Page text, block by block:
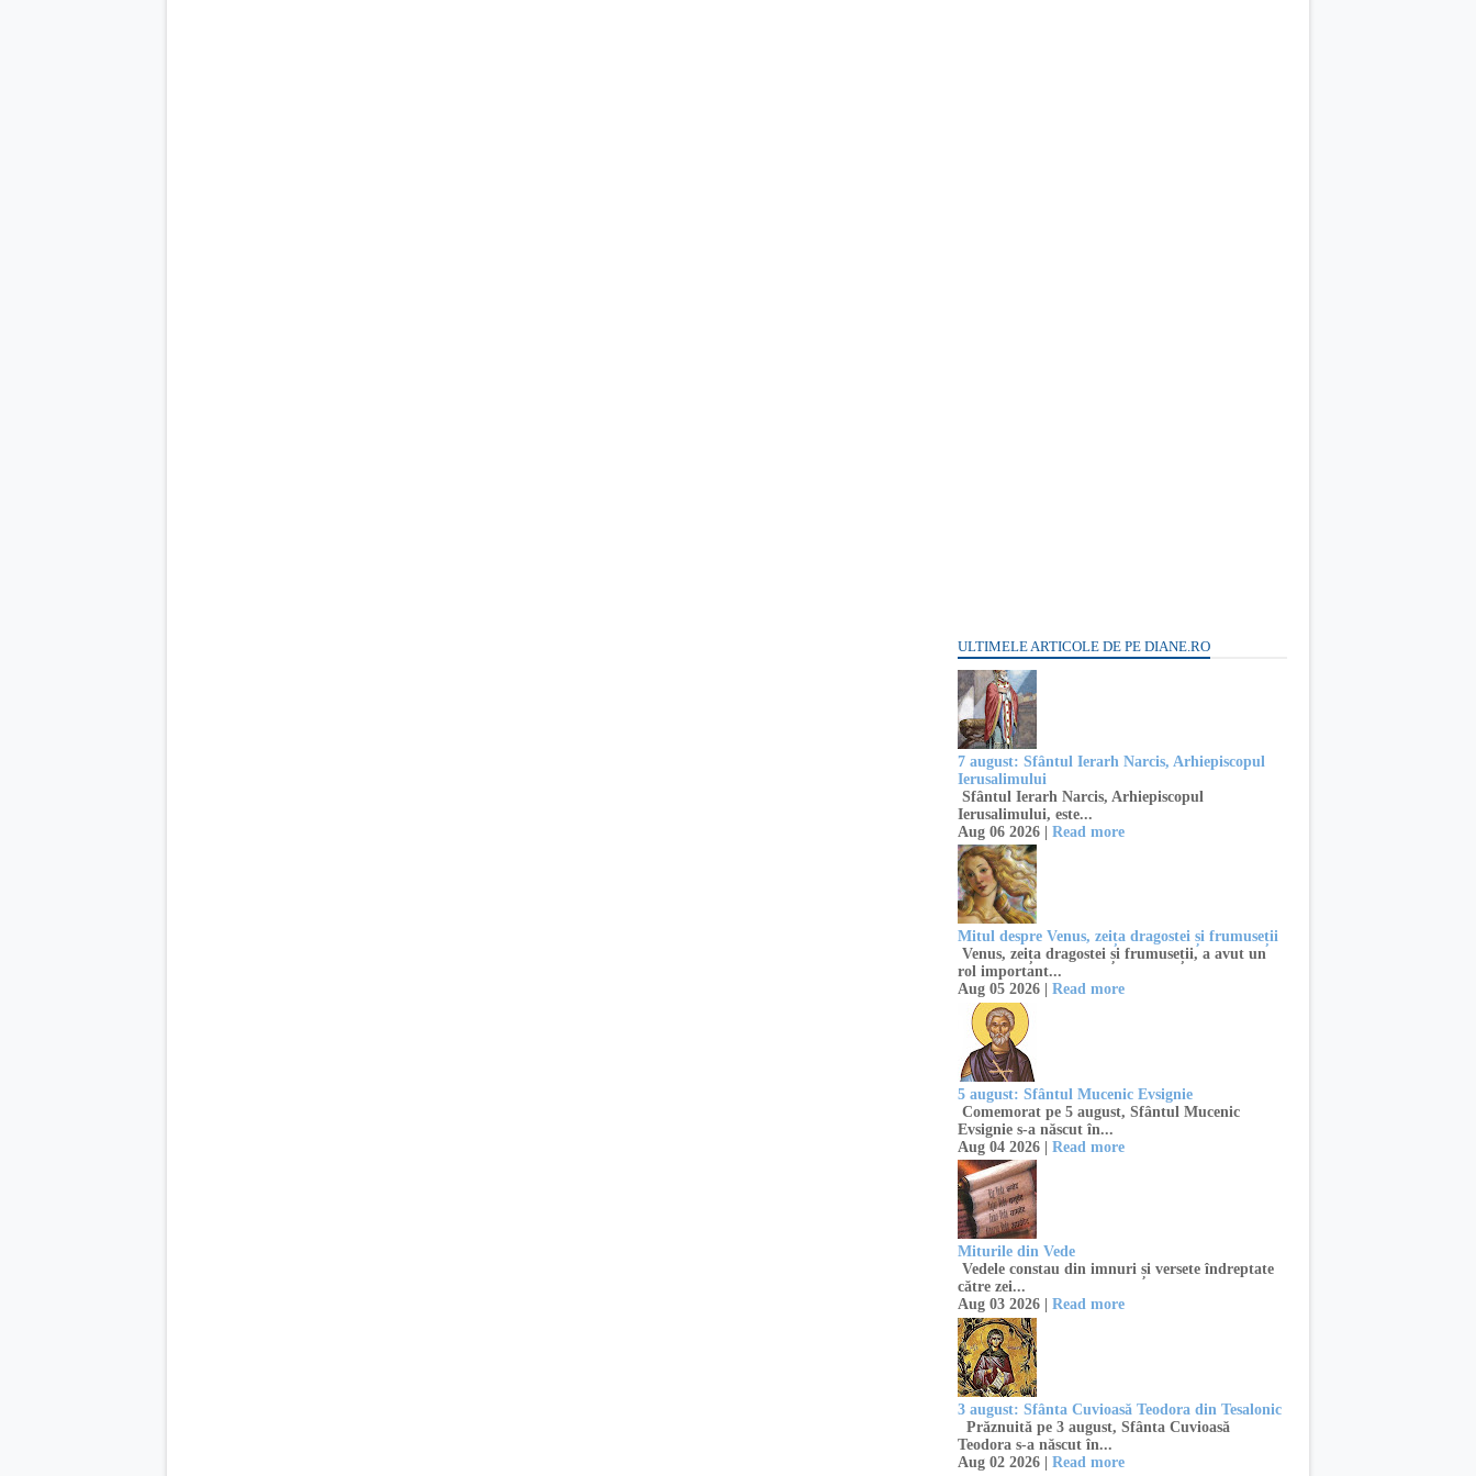
ULTIMELE ARTICOLE DE PE DIANE.RO
7 august: Sfântul Ierarh Narcis, Arhiepiscopul
Ierusalimului
Sfântul Ierarh Narcis, Arhiepiscopul
Ierusalimului, este...
Aug 06 2026 | Read more
Mitul despre Venus, zeița dragostei și frumuseții
Venus, zeița dragostei și frumuseții, a avut un
rol important...
Aug 05 2026 | Read more
5 august: Sfântul Mucenic Evsignie
Comemorat pe 5 august, Sfântul Mucenic
Evsignie s-a născut în...
Aug 04 2026 | Read more
Miturile din Vede
Vedele constau din imnuri și versete îndreptate
către zei...
Aug 03 2026 | Read more
3 august: Sfânta Cuvioasă Teodora din Tesalonic
Prăznuită pe 3 august, Sfânta Cuvioasă
Teodora s-a născut în...
Aug 02 2026 | Read more